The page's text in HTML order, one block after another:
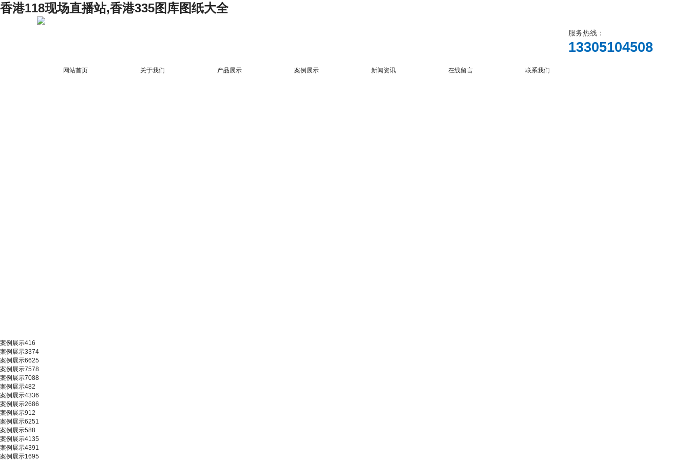
香港118现场直播站,香港335图库图纸大全
服务热线：
13305104508
网站首页 关于我们 产品展示 案例展示 新闻资讯 在线留言 联系我们
案例展示416
案例展示3374
案例展示6625
案例展示7578
案例展示7088
案例展示482
案例展示4336
案例展示2686
案例展示912
案例展示6251
案例展示588
案例展示4135
案例展示4391
案例展示1695